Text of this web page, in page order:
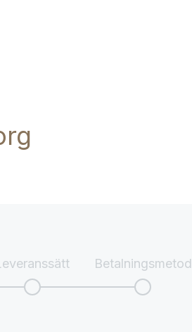
Betalningsmetod